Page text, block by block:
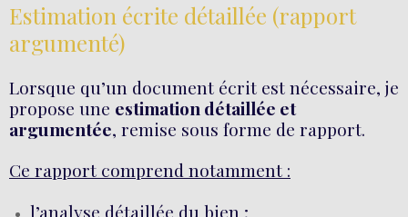
Estimation écrite détaillée (rapport
argumenté)
Lorsque qu’un document écrit est nécessaire, je
propose une estimation détaillée et
argumentée, remise sous forme de rapport.
Ce rapport comprend notamment :
l’analyse détaillée du bien ;